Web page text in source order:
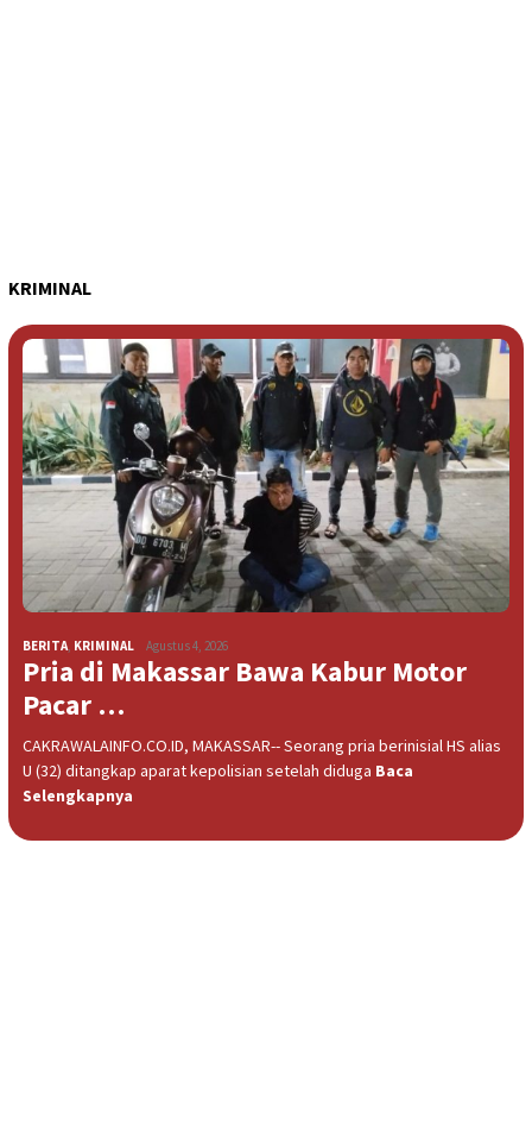
KRIMINAL
BERITA KRIMINAL Agustus 4, 2026
Pria di Makassar Bawa Kabur Motor
Pacar …
CAKRAWALAINFO.CO.ID, MAKASSAR-- Seorang pria berinisial HS alias
U (32) ditangkap aparat kepolisian setelah diduga Baca
Selengkapnya